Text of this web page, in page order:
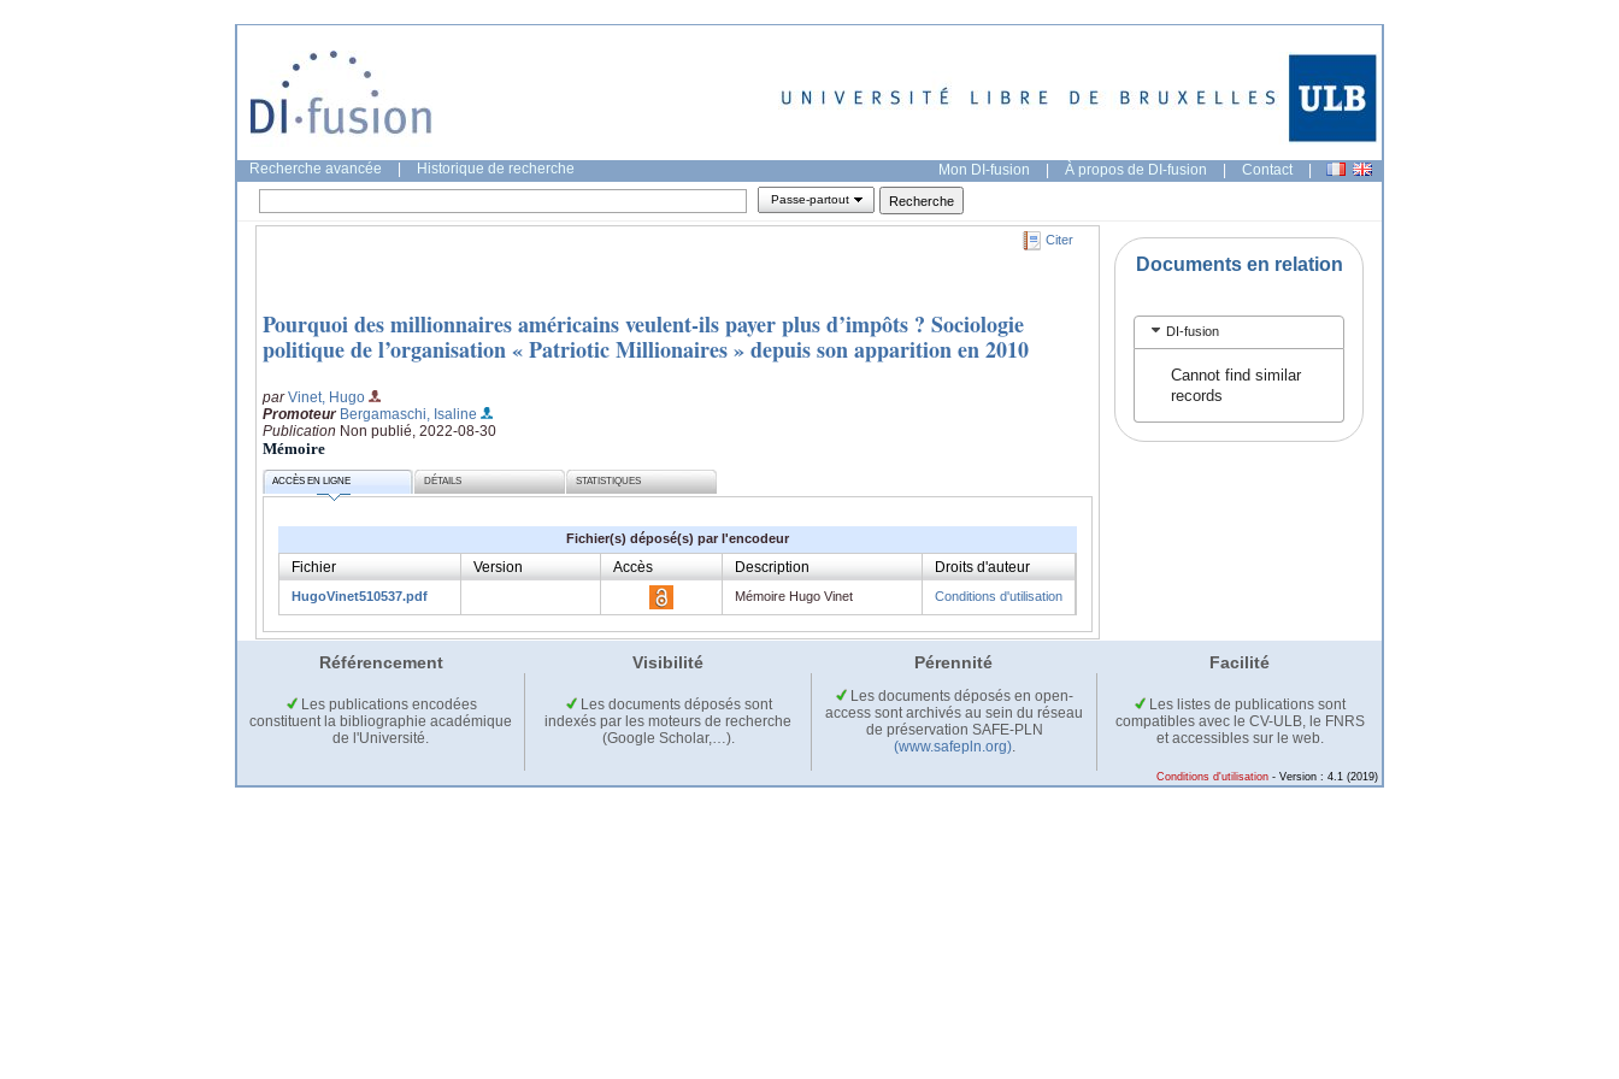
Recherche avancée Historique de recherche Mon DI-fusion | À propos de DI-fusion | Contact |
Passe-partout
Citer
Pourquoi des millionnaires américains veulent-ils payer plus d’impôts ? Sociologie
politique de l’organisation « Patriotic Millionaires » depuis son apparition en 2010
parVinet, Hugo
Promoteur Bergamaschi, Isaline
Publication Non publié, 2022-08-30
Mémoire
ACCÈS EN LIGNE DÉTAILS STATISTIQUES
Fichier(s) déposé(s) par l'encodeur
Fichier Version Accès Description Droits d'auteur
HugoVinet510537.pdf Mémoire Hugo Vinet Conditions d'utilisation
Documents en relation
DI-fusion
Cannot find similar
records
Référencement Visibilité Pérennité Facilité
Les publications encodées
constituent la bibliographie académique
de l'Université.
Les documents déposés sont
indexés par les moteurs de recherche
(Google Scholar,…).
Les documents déposés en open-
access sont archivés au sein du réseau
de préservation SAFE-PLN
(www.safepln.org).
Les listes de publications sont
compatibles avec le CV-ULB, le FNRS
et accessibles sur le web.
Conditions d'utilisation - Version : 4.1 (2019)